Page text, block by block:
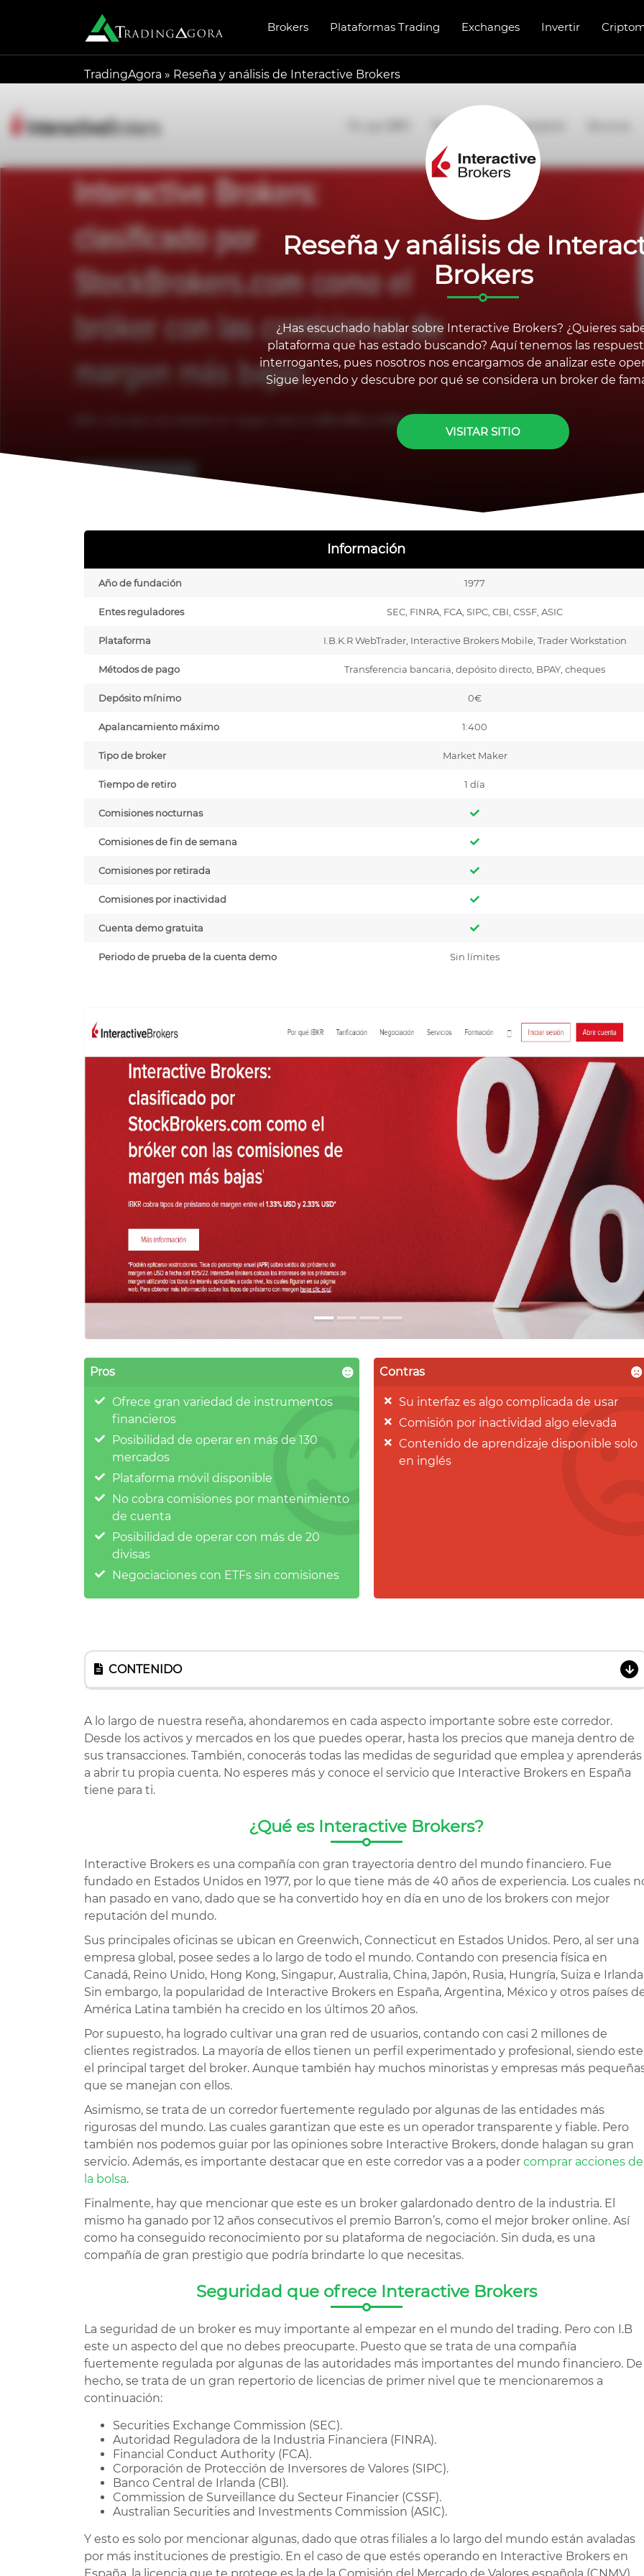
Brokers Plataformas Trading Exchanges Invertir
TradingAgora » Reseña y análisis de Interactive Brokers
Reseña y análisis de
Brokers
¿Has escuchado hablar sobre Interactive Brokers? ¿Quieres
plataforma que has estado buscando? Aquí tenemos las
interrogantes, pues nosotros nos encargamos de analizar este
Sigue leyendo y descubre por qué se considera un broker de
VISITAR SITIO
Información
Año de fundación 1977
Entes reguladores SEC, FINRA, FCA, SIPC, CBI, CSSF, ASIC
Plataforma I.B.K.R WebTrader, Interactive Brokers Mobile, Trader Workstation
Métodos de pago Transferencia bancaria, depósito directo, BPAY, cheques
Depósito mínimo 0€
Apalancamiento máximo 1:400
Tipo de broker Market Maker
Tiempo de retiro 1 día
Comisiones nocturnas
Comisiones de fin de semana
Comisiones por retirada
Comisiones por inactividad
Cuenta demo gratuita
Periodo de prueba de la cuenta demo Sin límites
Pros
Ofrece gran variedad de instrumentos
financieros
Posibilidad de operar en más de 130
mercados
Plataforma móvil disponible
No cobra comisiones por mantenimiento
de cuenta
Posibilidad de operar con más de 20
divisas
Negociaciones con ETFs sin comisiones
Contras
Su interfaz es algo complicada de usar
Comisión por inactividad algo elevada
Contenido de aprendizaje disponible solo
en inglés
CONTENIDO
A lo largo de nuestra reseña, ahondaremos en cada aspecto importante sobre este corredor.
Desde los activos y mercados en los que puedes operar, hasta los precios que maneja dentro de
sus transacciones. También, conocerás todas las medidas de seguridad que emplea y aprenderás
a abrir tu propia cuenta. No esperes más y conoce el servicio que Interactive Brokers en España
tiene para ti.
¿Qué es Interactive Brokers?
Interactive Brokers es una compañía con gran trayectoria dentro del mundo financiero. Fue
fundado en Estados Unidos en 1977, por lo que tiene más de 40 años de experiencia. Los cuales
han pasado en vano, dado que se ha convertido hoy en día en uno de los brokers con mejor
reputación del mundo.
Sus principales oficinas se ubican en Greenwich, Connecticut en Estados Unidos. Pero, al ser una
empresa global, posee sedes a lo largo de todo el mundo. Contando con presencia física en
Canadá, Reino Unido, Hong Kong, Singapur, Australia, China, Japón, Rusia, Hungría, Suiza e
Sin embargo, la popularidad de Interactive Brokers en España, Argentina, México y otros países
América Latina también ha crecido en los últimos 20 años.
Por supuesto, ha logrado cultivar una gran red de usuarios, contando con casi 2 millones de
clientes registrados. La mayoría de ellos tienen un perfil experimentado y profesional, siendo este
el principal target del broker. Aunque también hay muchos minoristas y empresas más
que se manejan con ellos.
Asimismo, se trata de un corredor fuertemente regulado por algunas de las entidades más
rigurosas del mundo. Las cuales garantizan que este es un operador transparente y fiable. Pero
también nos podemos guiar por las opiniones sobre Interactive Brokers, donde halagan su gran
servicio. Además, es importante destacar que en este corredor vas a a poder comprar acciones de
la bolsa.
Finalmente, hay que mencionar que este es un broker galardonado dentro de la industria. El
mismo ha ganado por 12 años consecutivos el premio Barron’s, como el mejor broker online. Así
como ha conseguido reconocimiento por su plataforma de negociación. Sin duda, es una
compañía de gran prestigio que podría brindarte lo que necesitas.
Seguridad que ofrece Interactive Brokers
La seguridad de un broker es muy importante al empezar en el mundo del trading. Pero con I.B
este un aspecto del que no debes preocuparte. Puesto que se trata de una compañía
fuertemente regulada por algunas de las autoridades más importantes del mundo financiero. De
hecho, se trata de un gran repertorio de licencias de primer nivel que te mencionaremos a
continuación:
Securities Exchange Commission (SEC).
Autoridad Reguladora de la Industria Financiera (FINRA).
Financial Conduct Authority (FCA).
Corporación de Protección de Inversores de Valores (SIPC).
Banco Central de Irlanda (CBI).
Commission de Surveillance du Secteur Financier (CSSF).
Australian Securities and Investments Commission (ASIC).
Y esto es solo por mencionar algunas, dado que otras filiales a lo largo del mundo están avaladas
por más instituciones de prestigio. En el caso de que estés operando en Interactive Brokers en
España, la licencia que te protege es la de la Comisión del Mercado de Valores española (CNMV),